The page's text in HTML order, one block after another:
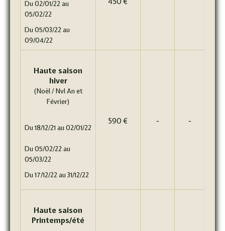
Du 02/01/22 au
05/02/22
Du 05/03/22 au
09/04/22
Haute saison
hiver
(Noël / Nvl An et
Février)
Du 18/12/21 au 02/01/22
Du 05/02/22 au
05/03/22
Du 17/12/22 au 31/12/22
590 € - -
Haute saison
Printemps/été